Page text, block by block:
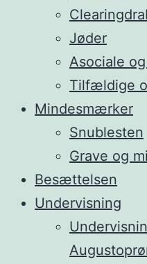
Jøder
Asociale
Tilfældige
Mindesmærker
Snublesten
Grave og
Besættelsen
Undervisning